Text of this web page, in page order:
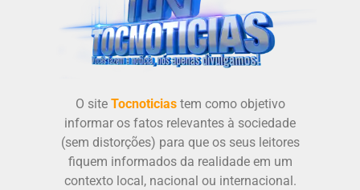
O site Tocnoticiastem como objetivo
informar os fatos relevantes à sociedade
(sem distorções) para que os seus leitores
fiquem informados da realidade em um
contexto local, nacional ou internacional.